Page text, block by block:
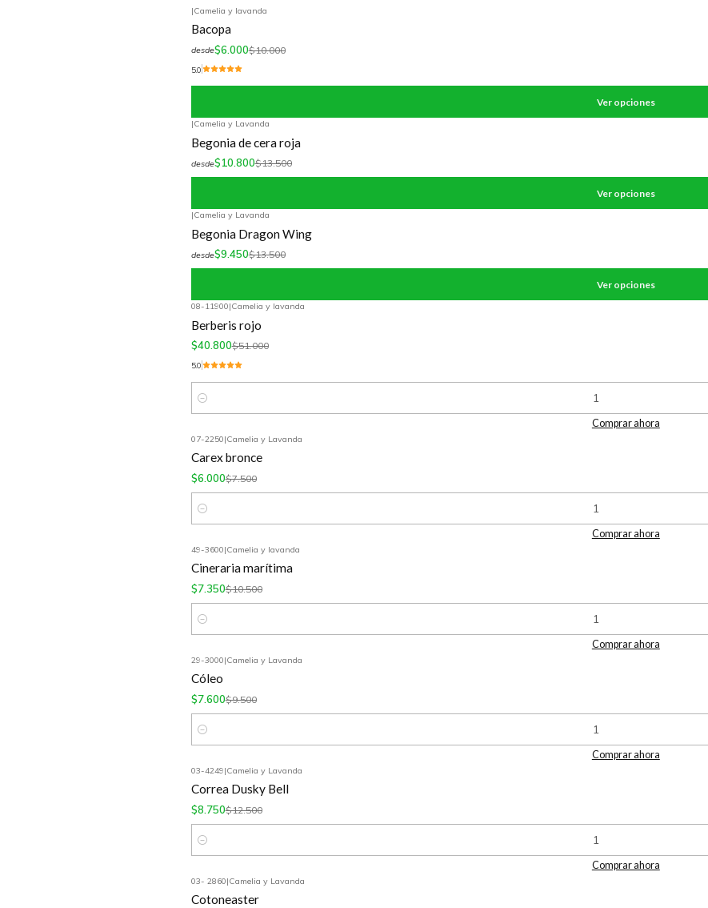
|Camelia y lavanda
Bacopa
desde$6.000$10.000
5.0
Ver opciones
|Camelia y Lavanda
Begonia de cera roja
desde$10.800$13.500
Ver opciones
|Camelia y Lavanda
Begonia Dragon Wing
desde$9.450$13.500
Ver opciones
08-11900|Camelia y lavanda
Berberis rojo
$40.800$51.000
5.0
Cantidad
Comprar ahora
07-2250|Camelia y Lavanda
Carex bronce
$6.000$7.500
Cantidad
Comprar ahora
49-3600|Camelia y lavanda
Cineraria marítima
$7.350$10.500
Cantidad
Comprar ahora
29-3000|Camelia y Lavanda
Cóleo
$7.600$9.500
Cantidad
Comprar ahora
03-4249|Camelia y Lavanda
Correa Dusky Bell
$8.750$12.500
Cantidad
Comprar ahora
03- 2860|Camelia y Lavanda
Cotoneaster